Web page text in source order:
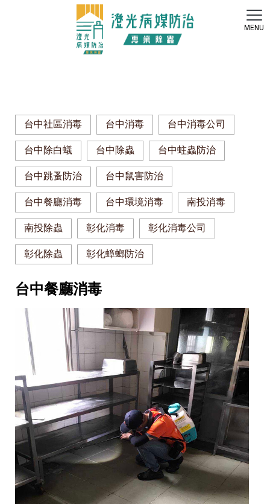
台中社區消毒 台中消毒 台中消毒公司
台中除白蟻 台中除蟲 台中蛀蟲防治
台中跳蚤防治 台中鼠害防治
台中餐廳消毒 台中環境消毒 南投消毒
南投除蟲 彰化消毒 彰化消毒公司
彰化除蟲 彰化蟑螂防治
台中餐廳消毒